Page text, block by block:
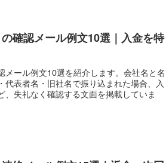
確認メール例文10選｜入金を特
メール例文10選を紹介します。会社名と名
代表者名・旧社名で振り込まれた場合、入
、失礼なく確認する文面を掲載していま